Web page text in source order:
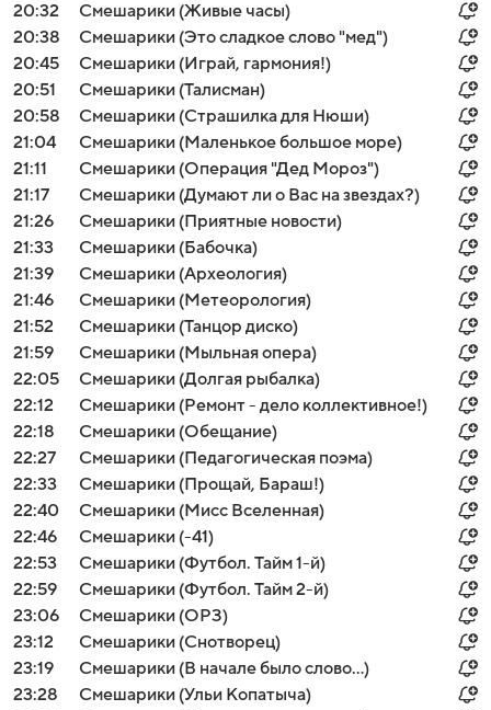
Регистрация Войти
20:32
Смешарики (Живые часы)
20:38
Смешарики (Это сладкое слово "мед")
20:45
Смешарики (Играй, гармония!)
20:51
Смешарики (Талисман)
20:58
Смешарики (Страшилка для Нюши)
21:04
Смешарики (Маленькое большое море)
21:11
Смешарики (Операция "Дед Мороз")
21:17
Смешарики (Думают ли о Вас на звездах?)
21:26
Смешарики (Приятные новости)
21:33
Смешарики (Бабочка)
21:39
Смешарики (Археология)
21:46
Смешарики (Метеорология)
21:52
Смешарики (Танцор диско)
21:59
Смешарики (Мыльная опера)
22:05
Смешарики (Долгая рыбалка)
22:12
Смешарики (Ремонт - дело коллективное!)
22:18
Смешарики (Обещание)
22:27
Смешарики (Педагогическая поэма)
22:33
Смешарики (Прощай, Бараш!)
22:40
Смешарики (Мисс Вселенная)
22:46
Смешарики (-41)
22:53
Смешарики (Футбол. Тайм 1-й)
22:59
Смешарики (Футбол. Тайм 2-й)
23:06
Смешарики (ОРЗ)
23:12
Смешарики (Снотворец)
23:19
Смешарики (В начале было слово…)
23:28
Смешарики (Ульи Копатыча)